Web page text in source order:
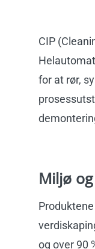
CIP
for at rør,
Miljø
og over 90